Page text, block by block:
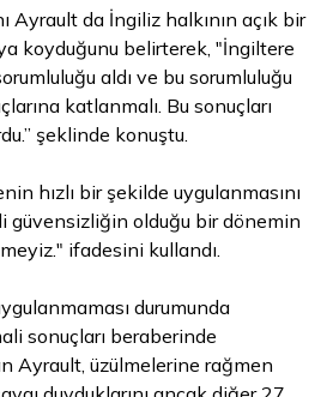
Ayrault da İngiliz halkının açık bir
koyduğunu belirterek, "İngiltere
aldı ve bu sorumluluğu
katlanmalı. Bu sonuçları
şeklinde konuştu.
hızlı bir şekilde uygulanmasını
güvensizliğin olduğu bir dönemin
ifadesini kullandı.
durumunda
sonuçları beraberinde
Ayrault, üzülmelerine rağmen